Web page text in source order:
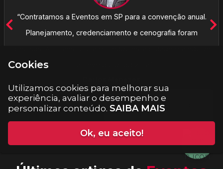
“Contratamos a Eventos em SP para a convenção anual.
Planejamento, credenciamento e cenografia foram
Cookies
Utilizamos cookies para melhorar sua
experiência, avaliar o desempenho e
personalizar conteúdo. SAIBA MAIS
Ok, eu aceito!